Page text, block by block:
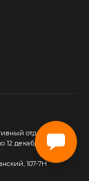
отдых»
декабря 2017
107-7Н